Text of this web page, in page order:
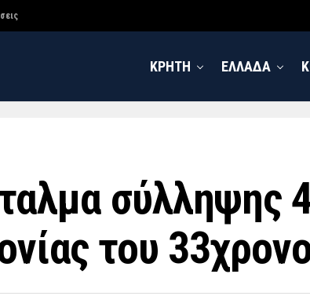
ΚΡΗΤΗ ΕΛΛΑΔΑ
σύλληψης
του